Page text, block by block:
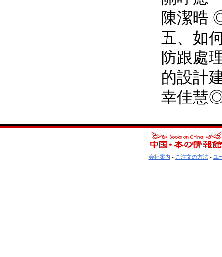
陳潔晧
五、如
防跟處
的設計
幸佳慧
会社案内 - ご注文の方法- ユ